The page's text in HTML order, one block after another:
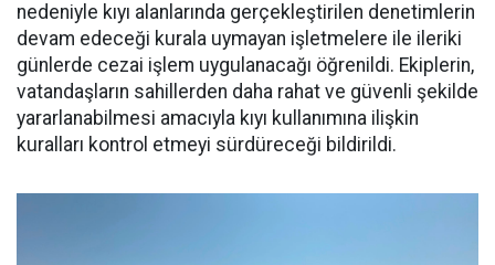
nedeniyle kıyı alanlarında gerçekleştirilen denetimlerin
devam edeceği kurala uymayan işletmelere ile ileriki
günlerde cezai işlem uygulanacağı öğrenildi. Ekiplerin,
vatandaşların sahillerden daha rahat ve güvenli şekilde
yararlanabilmesi amacıyla kıyı kullanımına ilişkin
kuralları kontrol etmeyi sürdüreceği bildirildi.